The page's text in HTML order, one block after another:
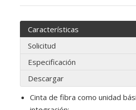
Características
Solicitud
Especificación
Descargar
Cinta de fibra como unidad